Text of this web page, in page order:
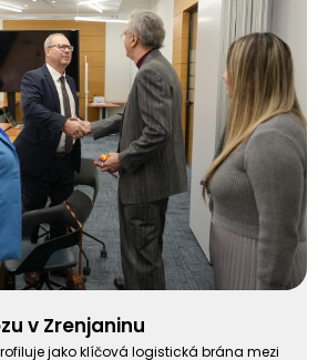
v Zrenjaninu
jako klíčová logistická brána mezi